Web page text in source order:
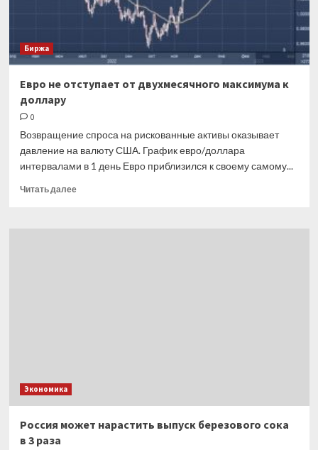
торговли
Биржа
Евро не отступает от двухмесячного максимума к
доллару
0
Возвращение спроса на рискованные активы оказывает
давление на валюту США. График евро/доллара
интервалами в 1 день Евро приблизился к своему самому...
Читать далееПрочитать
Экономика
Россия может нарастить выпуск березового сока
в 3 раза